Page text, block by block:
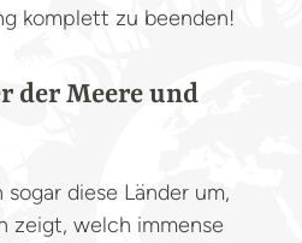
komplett zu beenden!
der Meere und
diese Länder um,
zeigt, welch immense